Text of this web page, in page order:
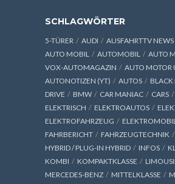
SCHLAGWÖRTER
5-TÜRER AUDI AUSFAHRTTV NEWS
AUTO MOBIL
AUTOMOBIL
AUTO
VOX-AUTOMAGAZIN
AUTO MOTOR
AUTONOTIZEN (YT)
AUTOS
BLACK
DRIVE
BMW CAR MANIAC CARS
ELEKTRISCH
ELEKTROAUTOS
ELEKTROFAHRZEUG
FAHRBERICHT
FAHRZEUGTECHNIK
HYBRID / PLUG-IN HYBRID
INFOS
KOMBI
KOMPAKTKLASSE
MERCEDES-BENZ
MITTELKLASSE